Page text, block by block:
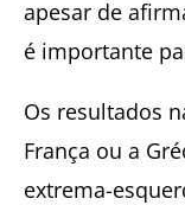
apesar de
é importante
Os resultados
França ou a
extrema-